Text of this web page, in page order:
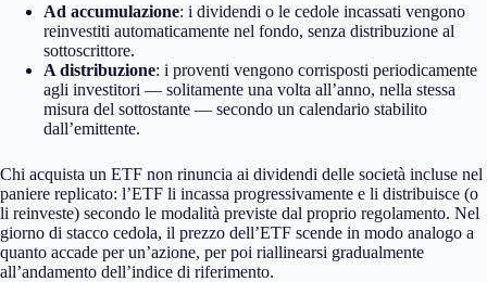
Ad accumulazione: i dividendi o le cedole incassati vengono
reinvestiti automaticamente nel fondo, senza distribuzione al
sottoscrittore.
A distribuzione: i proventi vengono corrisposti periodicamente
agli investitori — solitamente una volta all’anno, nella stessa
misura del sottostante — secondo un calendario stabilito
dall’emittente.
Chi acquista un ETF non rinuncia ai dividendi delle società incluse nel
paniere replicato: l’ETF li incassa progressivamente e li distribuisce (o
li reinveste) secondo le modalità previste dal proprio regolamento. Nel
giorno di stacco cedola, il prezzo dell’ETF scende in modo analogo a
quanto accade per un’azione, per poi riallinearsi gradualmente
all’andamento dell’indice di riferimento.